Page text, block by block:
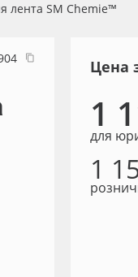
лента SM Chemie™
Цена
1
для
1